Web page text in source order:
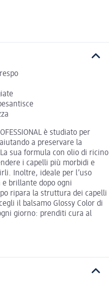
è studiato per
a preservare la
sua formula con olio di ricino
i capelli più morbidi e
Inoltre, ideale per l’uso
brillante dopo ogni
ripara la struttura dei capelli
il balsamo Glossy Color di
giorno: prenditi cura al